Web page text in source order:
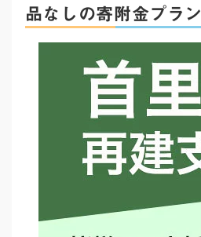
品なしの寄附金プラン